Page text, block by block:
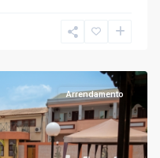
Arrendamento